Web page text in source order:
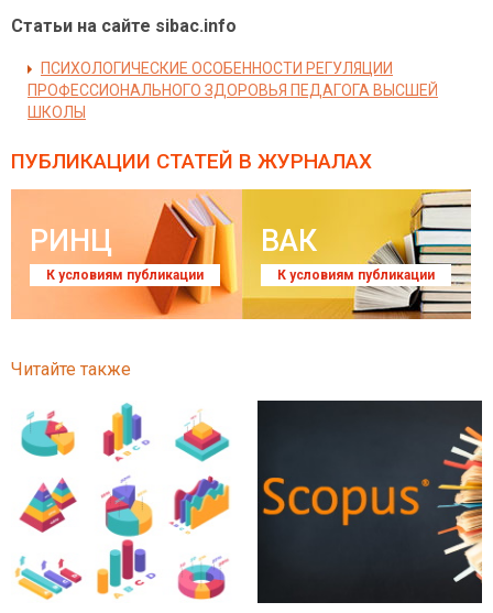
Статьи на сайте sibac.info
ПСИХОЛОГИЧЕСКИЕ ОСОБЕННОСТИ РЕГУЛЯЦИИ
ПРОФЕССИОНАЛЬНОГО ЗДОРОВЬЯ ПЕДАГОГА ВЫСШЕЙ
ШКОЛЫ
ПУБЛИКАЦИИ СТАТЕЙ В ЖУРНАЛАХ
РИНЦ
К условиям публикации
ВАК
К условиям публикации
Читайте также